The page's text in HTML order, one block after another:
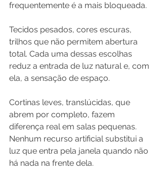
frequentemente é a mais bloqueada.
Tecidos pesados, cores escuras,
trilhos que não permitem abertura
total. Cada uma dessas escolhas
reduz a entrada de luz natural e, com
ela, a sensação de espaço.
Cortinas leves, translúcidas, que
abrem por completo, fazem
diferença real em salas pequenas.
Nenhum recurso artificial substitui a
luz que entra pela janela quando não
há nada na frente dela.